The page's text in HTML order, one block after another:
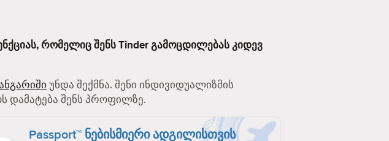
რომელიც შენს Tinder გამოცდილებას კიდევ
უნდა შექმნა. შენი ინდივიდუალიზმის
დამატება შენს პროფილზე.
Passport™ ნებისმიერი ადგილისთვის